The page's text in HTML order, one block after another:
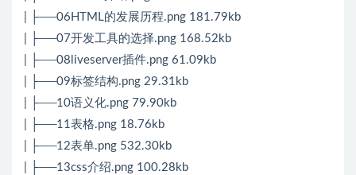
| ├──06HTML的发展历程.png 181.79kb
| ├──07开发工具的选择.png 168.52kb
| ├──08liveserver插件.png 61.09kb
| ├──09标签结构.png 29.31kb
| ├──10语义化.png 79.90kb
| ├──11表格.png 18.76kb
| ├──12表单.png 532.30kb
| ├──13css介绍.png 100.28kb